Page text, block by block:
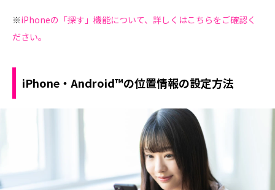
※iPhoneの「探す」機能について、詳しくはこちらをご確認く
ださい。
iPhone・Android™の位置情報の設定方法